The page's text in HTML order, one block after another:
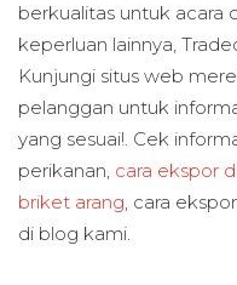
berkualitas untuk acara
keperluan lainnya,
Kunjungi situs web
pelanggan untuk
yang sesuai!. Cek
perikanan, cara ekspor
briket arang, cara
di blog kami.